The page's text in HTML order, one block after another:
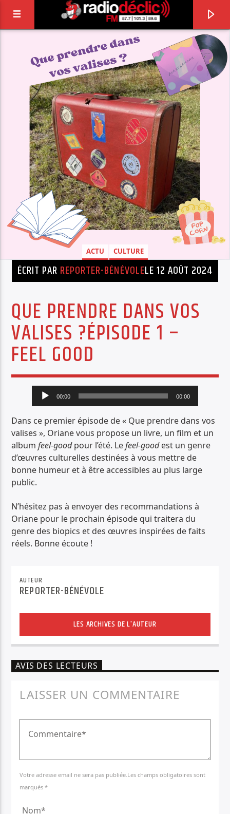
RADIO DÉCLIC
VOTRE RADIO ASSOCIATIVE EN TERRES DE
LORRAINE
PISTE ACTUELLE
ARCHIBALD
PASCAL AYERBE
Radio Déclic
ACTU CULTURE
ÉCRIT PAR REPORTER-BÉNÉVOLELE 12 AOÛT 2024
QUE PRENDRE DANS VOS
VALISES ?ÉPISODE 1 –
FEEL GOOD
Lecteur
audio
00:00 00:00
Dans ce premier épisode de « Que prendre dans vos
valises », Oriane vous propose un livre, un film et un
albumfeel-goodpour l’été. Lefeel-goodest un genre
d’œuvres culturelles destinées à vous mettre de
bonne humeur et à être accessibles au plus large
public.
N’hésitez pas à envoyer des recommandations à
Oriane pour le prochain épisode qui traitera du
genre des biopics et des œuvres inspirées de faits
réels. Bonne écoute !
AUTEUR
REPORTER-BÉNÉVOLE
LES ARCHIVES DE L'AUTEUR
AVIS DES LECTEURS
LAISSER UN COMMENTAIRE
Votre adresse email ne sera pas publiée.Les champs obligatoires sont
marqués *